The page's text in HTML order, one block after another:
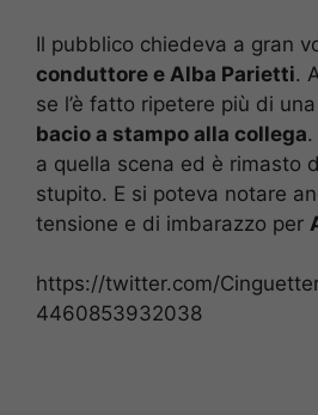
Il pubblico chiedeva a gran
conduttore e Alba Parietti.
se l’è fatto ripetere più di
bacio a stampo alla collega
a quella scena ed è rimasto
stupito. E si poteva notare
tensione e di imbarazzo per
https://twitter.com/
4460853932038